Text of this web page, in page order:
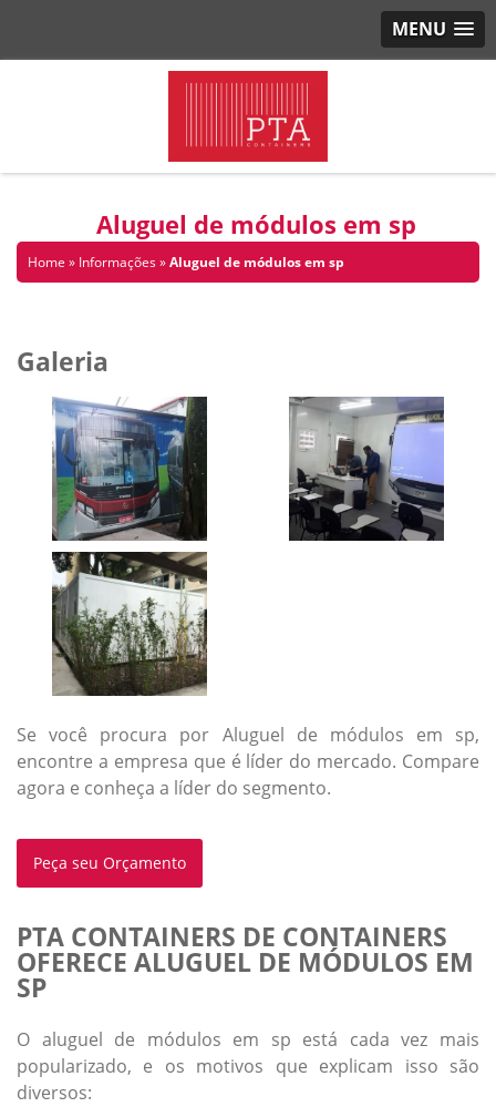
MENU
Aluguel de módulos em sp
Home » Informações»Aluguel de módulos em sp
Galeria
Se você procura por Aluguel de módulos em sp,
encontre a empresa que é líder do mercado. Compare
agora e conheça a líder do segmento.
Peça seu Orçamento
PTA CONTAINERS DE CONTAINERS
OFERECE ALUGUEL DE MÓDULOS EM
SP
O aluguel de módulos em sp está cada vez mais
popularizado, e os motivos que explicam isso são
diversos: